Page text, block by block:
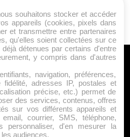
sommes nous ?
Légales
Publicité
de Cookies
Contact
souhaitons stocker et accéder
appareils (cookies, pixels dans
et transmettre entre partenaires
qu'elles soient collectées sur ce
détenues par certains d'entre
y compris dans d'autres
navigation, préférences,
fidélité, adresses IP, postales et
précise, etc.) permet de
des services, contenus, offres
sur vos différents appareils et
courrier, SMS, téléphone,
personnaliser, d'en mesurer la
audiences.